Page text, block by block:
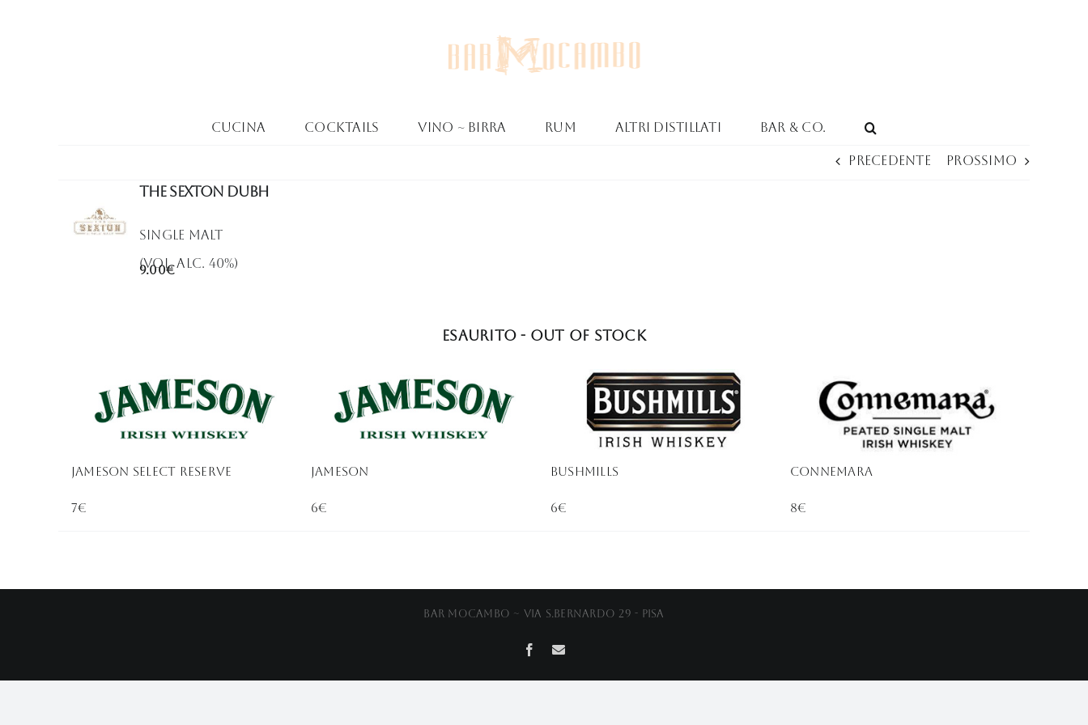
Cucina Cocktails Vino ~ Birra Rum Altri Distillati Bar & Co.
Precedente Prossimo
THE SEXTON DUBH
9.00€
Single Malt
(Vol. Alc. 40%)
Esaurito - Out of stock
Jameson Select Reserve
7€
Jameson
6€
Bushmills
6€
Connemara
8€
Bar Mocambo ~ Via S.Bernardo 29 - Pisa
Facebook
Email